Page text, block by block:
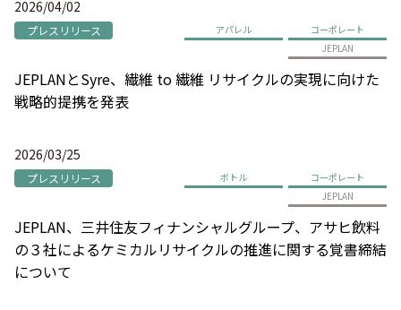
2026/04/02
プレスリリース アパレル
コーポレート
JEPLAN
JEPLANとSyre、繊維 to 繊維 リサイクルの実現に向けた
戦略的提携を発表
2026/03/25
プレスリリース ボトル
コーポレート
JEPLAN
JEPLAN、三井住友フィナンシャルグループ、アサヒ飲料
の３社によるケミカルリサイクルの推進に関する覚書締結
について